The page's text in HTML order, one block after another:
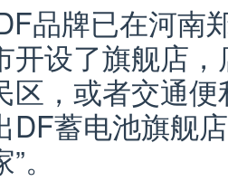
品牌已在河南
开设了旗舰店
区，或者交通
DF蓄电池旗舰店
。